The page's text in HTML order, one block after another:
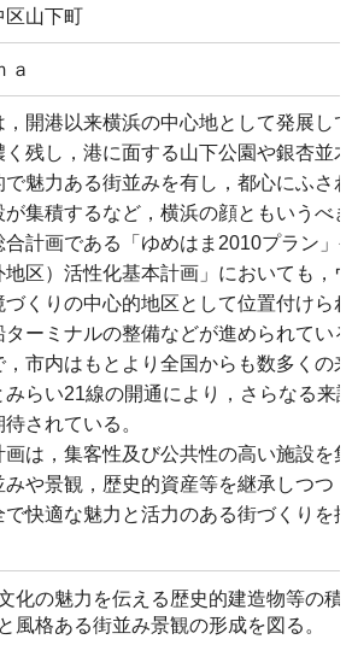
区山下町
ａ
，開港以来横浜の中心地として発展し
く残し，港に面する山下公園や銀杏並
で魅力ある街並みを有し，都心にふさ
が集積するなど，横浜の顔ともいうべ
合計画である「ゆめはま2010プラン」
地区）活性化基本計画」においても，
づくりの中心的地区として位置付けら
ターミナルの整備などが進められてい
，市内はもとより全国からも数多くの
みらい21線の開通により，さらなる来
されている。
画は，集客性及び公共性の高い施設を
みや景観，歴史的資産等を継承しつつ
で快適な魅力と活力のある街づくりを
化の魅力を伝える歴史的建造物等の
風格ある街並み景観の形成を図る。